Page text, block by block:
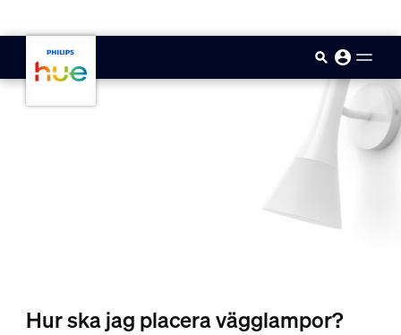
Hur ska jag placera vägglampor?